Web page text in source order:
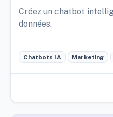
Créez un chatbot
données.
Chatbots IA Marketing